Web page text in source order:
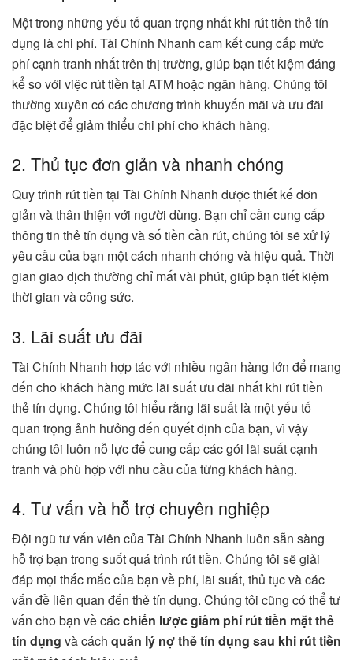
Một trong những yếu tố quan trọng nhất khi rút tiền thẻ tín
dụng là chi phí. Tài Chính Nhanh cam kết cung cấp mức
phí cạnh tranh nhất trên thị trường, giúp bạn tiết kiệm đáng
kể so với việc rút tiền tại ATM hoặc ngân hàng. Chúng tôi
thường xuyên có các chương trình khuyến mãi và ưu đãi
đặc biệt để giảm thiểu chi phí cho khách hàng.
2. Thủ tục đơn giản và nhanh chóng
Quy trình rút tiền tại Tài Chính Nhanh được thiết kế đơn
giản và thân thiện với người dùng. Bạn chỉ cần cung cấp
thông tin thẻ tín dụng và số tiền cần rút, chúng tôi sẽ xử lý
yêu cầu của bạn một cách nhanh chóng và hiệu quả. Thời
gian giao dịch thường chỉ mất vài phút, giúp bạn tiết kiệm
thời gian và công sức.
3. Lãi suất ưu đãi
Tài Chính Nhanh hợp tác với nhiều ngân hàng lớn để mang
đến cho khách hàng mức lãi suất ưu đãi nhất khi rút tiền
thẻ tín dụng. Chúng tôi hiểu rằng lãi suất là một yếu tố
quan trọng ảnh hưởng đến quyết định của bạn, vì vậy
chúng tôi luôn nỗ lực để cung cấp các gói lãi suất cạnh
tranh và phù hợp với nhu cầu của từng khách hàng.
4. Tư vấn và hỗ trợ chuyên nghiệp
Đội ngũ tư vấn viên của Tài Chính Nhanh luôn sẵn sàng
hỗ trợ bạn trong suốt quá trình rút tiền. Chúng tôi sẽ giải
đáp mọi thắc mắc của bạn về phí, lãi suất, thủ tục và các
vấn đề liên quan đến thẻ tín dụng. Chúng tôi cũng có thể tư
vấn cho bạn về cácchiến lược giảm phí rút tiền mặt thẻ
tín dụng và cách quản lý nợ thẻ tín dụng sau khi rút tiền